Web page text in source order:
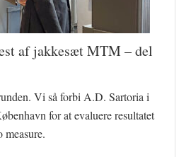
af jakkesæt MTM – del
Vi så forbi A.D. Sartoria i
for at evaluere resultatet
measure.